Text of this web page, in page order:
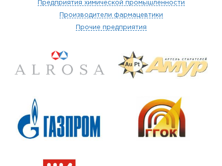
Предприятия химической промышленности
Производители фармацевтики
Прочие предприятия